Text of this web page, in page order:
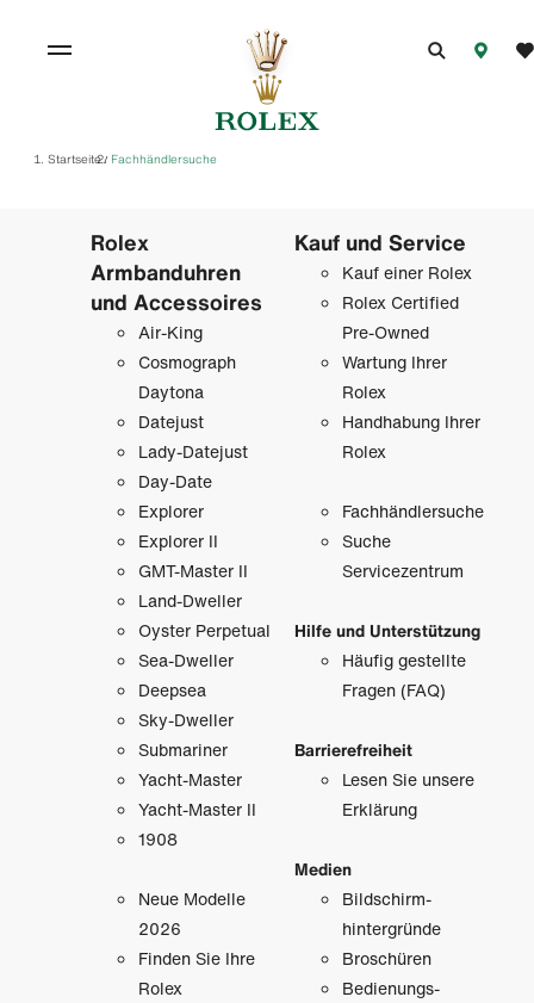
Startseite/ Fachhändlersuche
Rolex
Armbanduhren
und Accessoires
Air-King
Cosmograph
Daytona
Datejust
Lady-Datejust
Day-Date
Explorer
Explorer II
GMT-Master II
Land-Dweller
Oyster Perpetual
Sea-Dweller
Deepsea
Sky-Dweller
Submariner
Yacht-Master
Yacht-Master II
1908
Neue Modelle
2026
Finden Sie Ihre
Rolex
Kauf und Service
Kauf einer Rolex
Rolex Certified
Pre-Owned
Wartung Ihrer
Rolex
Handhabung Ihrer
Rolex
Fachhändlersuche
Suche
Servicezentrum
Hilfe und Unterstützung
Häufig gestellte
Fragen (FAQ)
Barrierefreiheit
Lesen Sie unsere
Erklärung
Medien
Bildschirm­
hintergründe
Broschüren
Bedienungs­